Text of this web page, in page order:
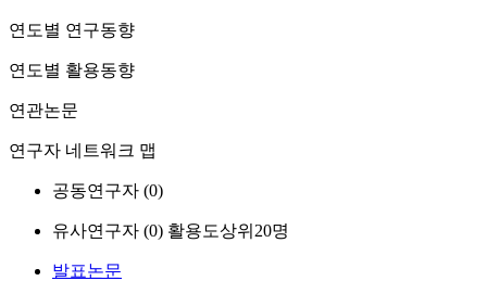
연도별 연구동향
연도별 활용동향
연관논문
연구자 네트워크 맵
공동연구자 (0)
유사연구자 (0) 활용도상위20명
발표논문